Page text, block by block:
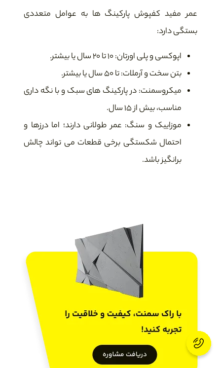
عمر مفید کفپوش پارکینگ ها به عوامل متعددی
بستگی دارد:
اپوکسی و پلی اورتان: ۱۰ تا ۲۰ سال یا بیشتر.
بتن سخت و آرملات: تا ۵۰ سال یا بیشتر.
میکروسمنت: در پارکینگ های سبک و با نگه داری
مناسب، بیش از ۱۵ سال.
موزاییک و سنگ: عمر طولانی دارند؛ اما درزها و
احتمال شکستگی برخی قطعات می تواند چالش
برانگیز باشد.